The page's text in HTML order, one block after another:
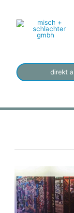
springen
direkt